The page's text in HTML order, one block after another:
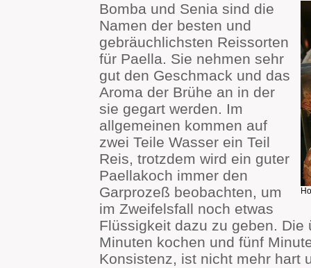
Bomba und Senia sind die
Namen der besten und
gebräuchlichsten Reissorten
für Paella. Sie nehmen sehr
gut den Geschmack und das
Aroma der Brühe an in der
sie gegart werden. Im
allgemeinen kommen auf
zwei Teile Wasser ein Teil
Reis, trotzdem wird ein guter
Paellakoch immer den
Garprozeß beobachten, um
im Zweifelsfall noch etwas
Flüssigkeit dazu zu geben.
Minuten kochen und fünf
Konsistenz, ist nicht mehr hart